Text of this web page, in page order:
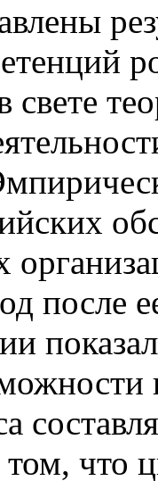
свете
после
что